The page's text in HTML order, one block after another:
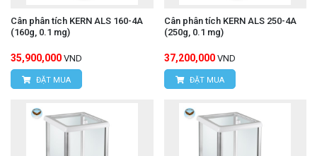
Cân phân tích KERN ALS 160-4A
(160g, 0.1 mg)
35,900,000 VND
ĐẶT MUA
Cân phân tích KERN ALS 250-4A
(250g, 0.1 mg)
37,200,000 VND
ĐẶT MUA